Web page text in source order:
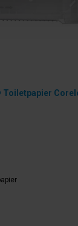
Toiletpapier